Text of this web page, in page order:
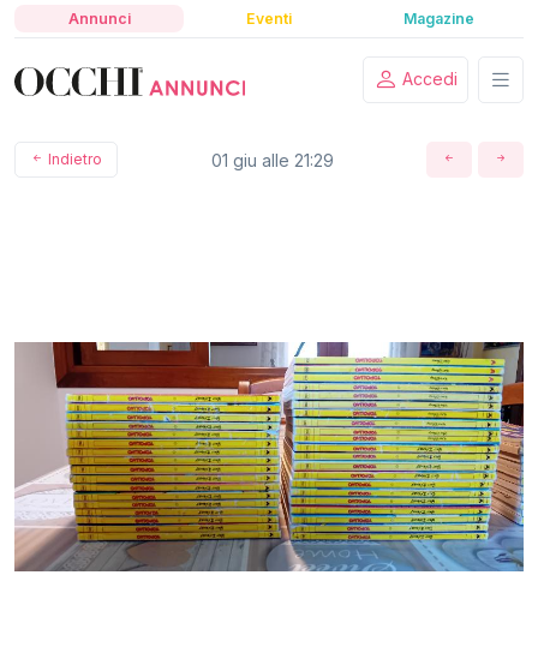
Annunci Eventi Magazine
Accedi
Indietro 01 giu alle 21:29